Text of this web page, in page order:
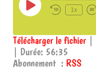
Play
Episode
1x
RSS
SHARE
Télécharger le fichier
Durée: 56:35
Abonnement : RSS